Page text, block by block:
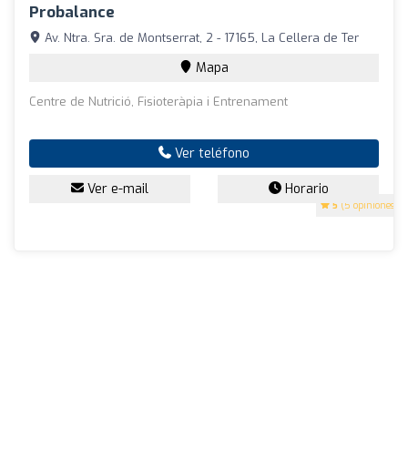
Probalance
5 (5 opiniones)
Av. Ntra. Sra. de Montserrat, 2 - 17165, La Cellera de Ter
Mapa
Centre de Nutrició, Fisioteràpia i Entrenament
Ver teléfono
Ver e-mail Horario